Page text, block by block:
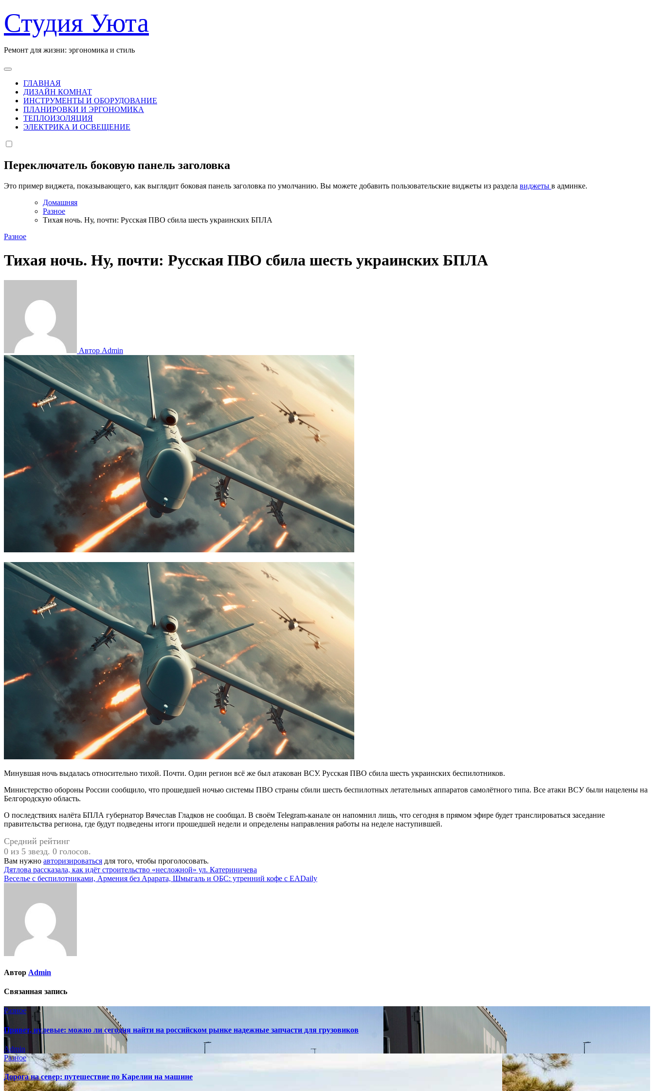
к
содержанию
Студия Уюта
Ремонт для жизни: эргономика и стиль
ГЛАВНАЯ
ДИЗАЙН КОМНАТ
ИНСТРУМЕНТЫ И ОБОРУДОВАНИЕ
ПЛАНИРОВКИ И ЭРГОНОМИКА
ТЕПЛОИЗОЛЯЦИЯ
ЭЛЕКТРИКА И ОСВЕЩЕНИЕ
Переключатель боковую панель заголовка
Это пример виджета, показывающего, как выглядит боковая панель заголовка по умолчанию. Вы можете добавить пользовательские виджеты из раздела виджеты в админке.
Домашняя
Разное
Тихая ночь. Ну, почти: Русская ПВО сбила шесть украинских БПЛА
Разное
Тихая ночь. Ну, почти: Русская ПВО сбила шесть украинских БПЛА
Автор Admin
Минувшая ночь выдалась относительно тихой. Почти. Один регион всё же был атакован ВСУ. Русская ПВО сбила шесть украинских беспилотников.
Министерство обороны России сообщило, что прошедшей ночью системы ПВО страны сбили шесть беспилотных летательных аппаратов самолётного типа. Все атаки ВСУ были нацелены на
Белгородскую область.
О последствиях налёта БПЛА губернатор Вячеслав Гладков не сообщал. В своём Telegram-канале он напомнил лишь, что сегодня в прямом эфире будет транслироваться заседание
правительства региона, где будут подведены итоги прошедшей недели и определены направления работы на неделе наступившей.
Средний рейтинг
0 из 5 звезд. 0 голосов.
Вам нужно авторизироваться для того, чтобы проголосовать.
Навигация
по
Дятлова рассказала, как идёт строительство «несложной» ул. Катериничева
Веселье с беспилотниками, Армения без Арарата, Шмыгаль и ОБС: утренний кофе с EADaily
Автор Admin
Связанная запись
Разное
Привет, нулевые: можно ли сегодня найти на российском рынке надежные запчасти для грузовиков
Admin
Разное
Дорога на север: путешествие по Карелии на машине